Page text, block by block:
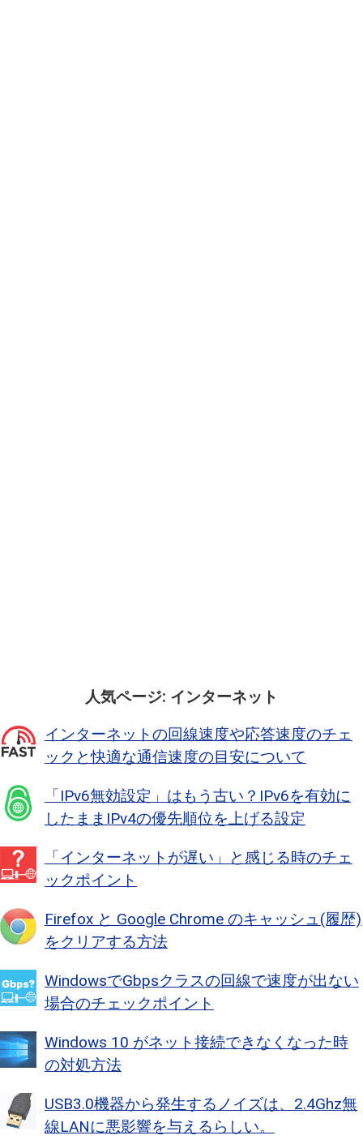
人気ページ: インターネット
インターネットの回線速度や応答速度のチェ
ックと快適な通信速度の目安について
「IPv6無効設定」はもう古い？IPv6を有効に
したままIPv4の優先順位を上げる設定
「インターネットが遅い」と感じる時のチェ
ックポイント
Firefox と Google Chrome のキャッシュ(履歴)
をクリアする方法
WindowsでGbpsクラスの回線で速度が出ない
場合のチェックポイント
Windows 10 がネット接続できなくなった時
の対処方法
USB3.0機器から発生するノイズは、2.4Ghz無
線LANに悪影響を与えるらしい。